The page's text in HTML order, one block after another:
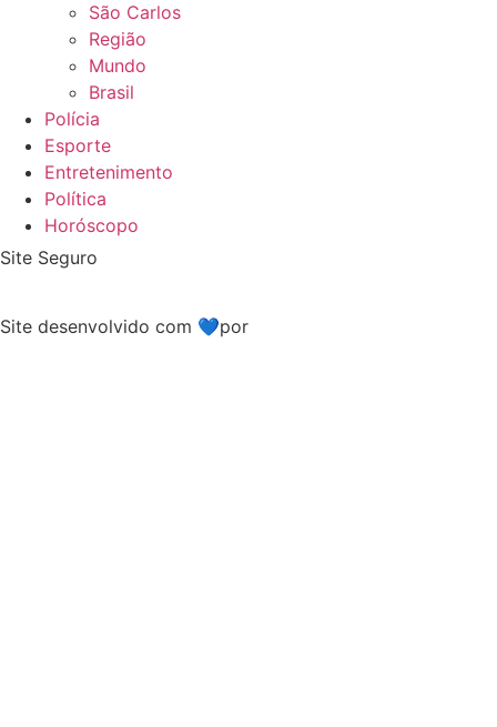
São Carlos
Região
Mundo
Brasil
Polícia
Esporte
Entretenimento
Política
Horóscopo
Site Seguro
Site desenvolvido com 💙por